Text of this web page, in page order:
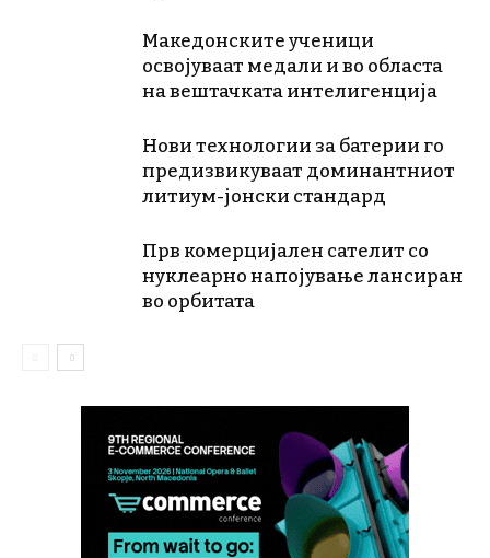
Македонските ученици
освојуваат медали и во областа
на вештачката интелигенција
Нови технологии за батерии го
предизвикуваат доминантниот
литиум-јонски стандард
Прв комерцијален сателит со
нуклеарно напојување лансиран
во орбитата